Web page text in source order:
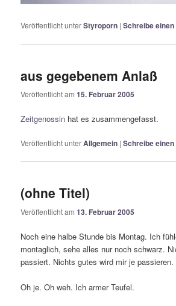
Veröffentlicht unterStyroporn |Schreibe
aus gegebenem Anlaß
Veröffentlicht am15. Februar 2005
Zeitgenossin hat es zusammengefasst.
Veröffentlicht unterAllgemein |Schreibe
(ohne Titel)
Veröffentlicht am13. Februar 2005
Noch eine halbe Stunde bis Montag. Ich
montaglich, sehe alles nur noch schwarz.
passiert. Nichts gutes wird mir je passieren.
Oh je. Oh weh. Ich armer Teufel.